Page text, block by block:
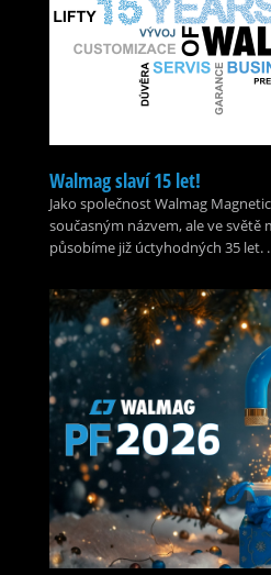
Walmag slaví 15 let!
Jako společnost Walmag
současným názvem, ale ve světě
působíme již úctyhodných 35 let.